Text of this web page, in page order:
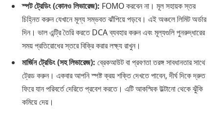
স্পট ট্রেডিং (কোনওলিভারেজ): FOMO করবেন না। মূল সহায়ক স্তর
চিহ্নিত করুন যেখানে মূল্য সম্ভবত ঝাঁপিয়ে পড়বে। এই অঞ্চলে লিমিট অর্ডার
দিন। ভাল এন্ট্রি তৈরি করতে DCA ব্যবহার করুন এবং মূল্যগুলি পুনরুদ্ধারের
সময় প্রতিরোধের স্তরে বিক্রি করার লক্ষ্য রাখুন।
মার্জিন ট্রেডিং (সহলিভারেজ): ব্রেকআউট বা প্রবণতা তরঙ্গ সাবধানতার সাথে
ট্রেড করুন। একবার আপনি স্পষ্ট ক্রয় শক্তি দেখতে পাবেন, দীর্ঘ দিকে দ্রুত
ফিরে যান পরিবর্তে দেরিতে প্রবেশ করতে। এটি আকস্মিক উল্টানো থেকে ঝুঁকি
কমিয়ে দেয়।